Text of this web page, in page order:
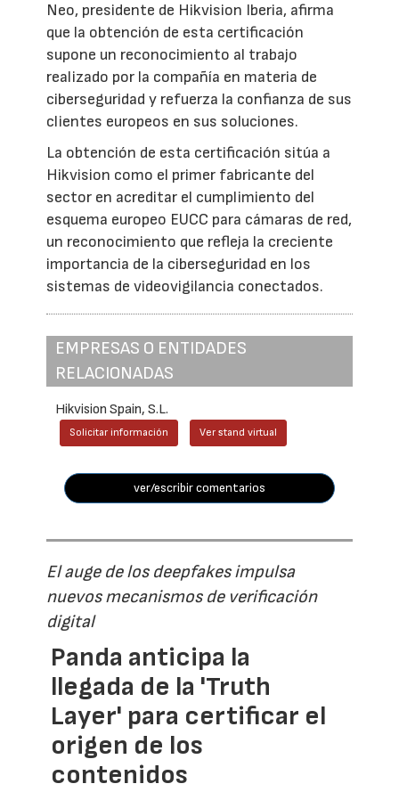
Neo, presidente de Hikvision Iberia, afirma
que la obtención de esta certificación
supone un reconocimiento al trabajo
realizado por la compañía en materia de
ciberseguridad y refuerza la confianza de sus
clientes europeos en sus soluciones.
La obtención de esta certificación sitúa a
Hikvision como el primer fabricante del
sector en acreditar el cumplimiento del
esquema europeo EUCC para cámaras de red,
un reconocimiento que refleja la creciente
importancia de la ciberseguridad en los
sistemas de videovigilancia conectados.
EMPRESAS O ENTIDADES
RELACIONADAS
Hikvision Spain, S.L.
Solicitar información Ver stand virtual
ver/escribir comentarios
El auge de los deepfakes impulsa
nuevos mecanismos de verificación
digital
Panda anticipa la
llegada de la 'Truth
Layer' para certificar el
origen de los
contenidos